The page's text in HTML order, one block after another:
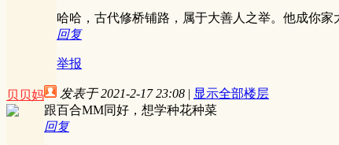
哈哈，古代修桥铺路，属于大善人之举。他成你家
回复
举报
贝贝妈 发表于 2021-2-17 23:08 | 显示全部楼层
跟百合MM同好，想学种花种菜
回复